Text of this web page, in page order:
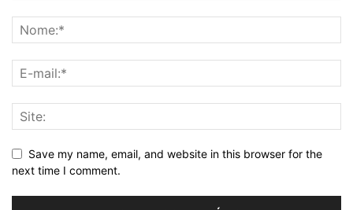
Save my name, email, and website in this browser for the
next time I comment.